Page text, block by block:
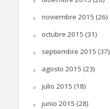
noviembre 2015 (26)
octubre 2015 (31)
septiembre 2015 (37)
agosto 2015 (23)
julio 2015 (18)
junio 2015 (28)